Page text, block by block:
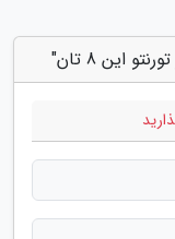
این 8 تان"